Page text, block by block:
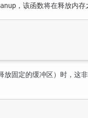
，该函数将在释放内存
固定的缓冲区）时，这